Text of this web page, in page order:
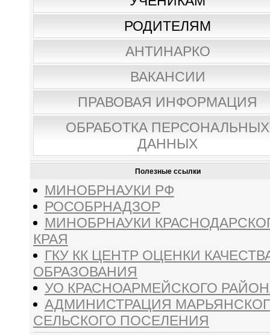
РОДИТЕЛЯМ
АНТИНАРКО
ВАКАНСИИ
ПРАВОВАЯ ИНФОРМАЦИЯ
ОБРАБОТКА ПЕРСОНАЛЬНЫХ
ДАННЫХ
Полезные ссылки
МИНОБРНАУКИ РФ
РОСОБРНАДЗОР
МИНОБРНАУКИ
КРАЯ
ГКУ КК ЦЕНТР ОЦЕНКИ
ОБРАЗОВАНИЯ
УО КРАСНОАРМЕЙСКОГО
АДМИНИСТРАЦИЯ
СЕЛЬСКОГО ПОСЕЛЕНИЯ